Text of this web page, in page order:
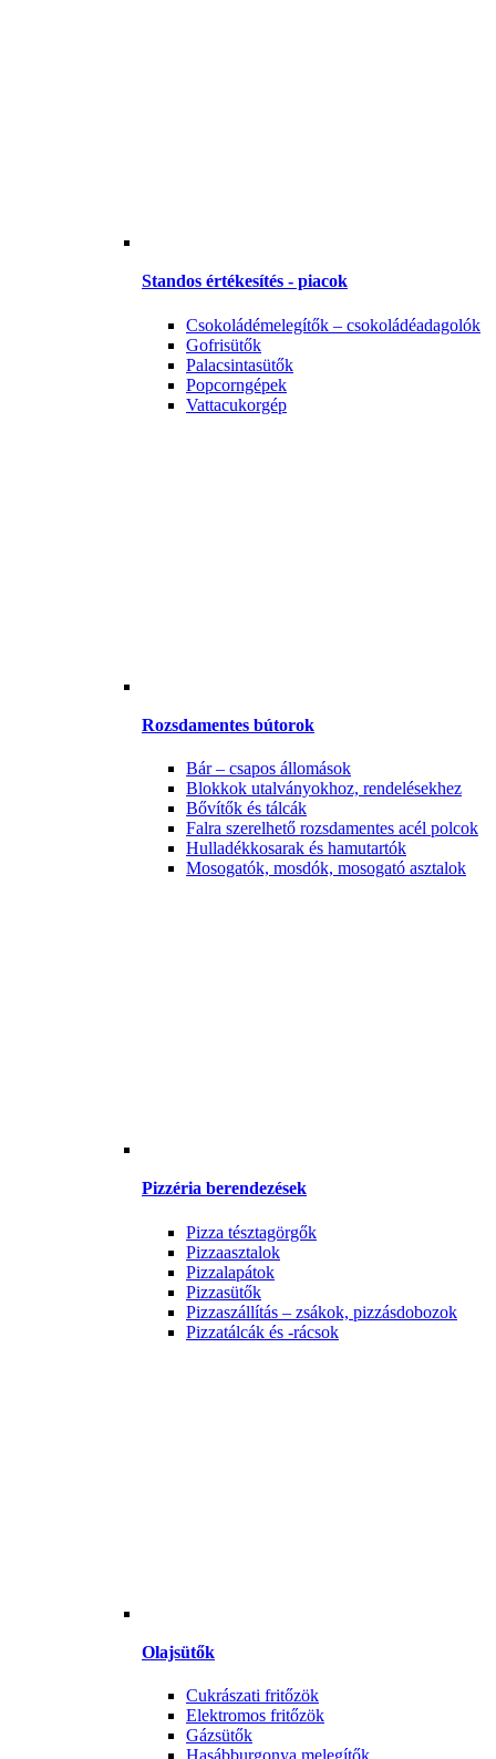
Standos értékesítés - piacok
Csokoládémelegítők – csokoládéadagolók
Gofrisütők
Palacsintasütők
Popcorngépek
Vattacukorgép
Rozsdamentes bútorok
Bár – csapos állomások
Blokkok utalványokhoz, rendelésekhez
Bővítők és tálcák
Falra szerelhető rozsdamentes acél polcok
Hulladékkosarak és hamutartók
Mosogatók, mosdók, mosogató asztalok
Pizzéria berendezések
Pizza tésztagörgők
Pizzaasztalok
Pizzalapátok
Pizzasütők
Pizzaszállítás – zsákok, pizzásdobozok
Pizzatálcák és -rácsok
Olajsütők
Cukrászati fritőzök
Elektromos fritőzök
Gázsütők